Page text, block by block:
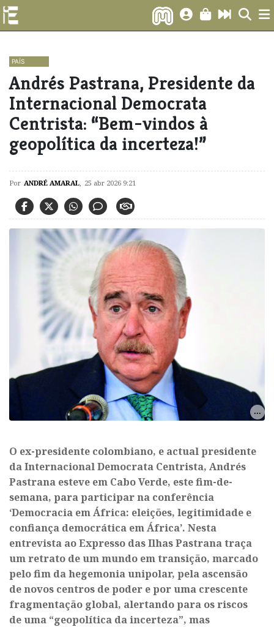
PAÍS
Andrés Pastrana, Presidente da
Internacional Democrata
Centrista: “Bem-vindos à
geopolítica da incerteza!”
Por ANDRÉ AMARAL, 25 abr 2026 9:21
O ex-presidente colombiano, e actual presidente
da Internacional Democrata Centrista, Andrés
Pastrana esteve em Cabo Verde, este fim-de-
semana, para participar na conferência
‘Democracia em África: eleições, legitimidade e
confiança democrática em África’. Nesta
entrevista ao Expresso das Ilhas Pastrana traça
um retrato de um mundo em transição, marcado
pelo fim da hegemonia unipolar, pela ascensão
de novos centros de poder e por uma crescente
fragmentação global, alertando para os riscos
de uma “geopolítica da incerteza”, mas